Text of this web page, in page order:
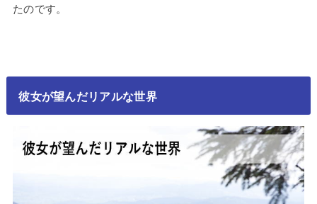
たのです。
彼女が望んだリアルな世界